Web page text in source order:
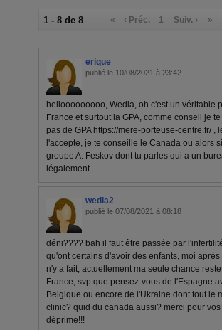
1 - 8 de 8 « ‹ Préc. 1 Suiv. › »
erique
publié le 10/08/2021 à 23:42
hellooooooooo, Wedia, oh c'est un véritable
France et surtout la GPA, comme conseil je
pas de GPA https://mere-porteuse-centre.fr/
l'accepte, je te conseille le Canada ou alors
groupe A. Feskov dont tu parles qui a un
légalement
wedia2
publié le 07/08/2021 à 08:18
déni???? bah il faut être passée par
qu'ont certains d'avoir des enfants, moi
n'y a fait, actuellement ma seule chance
France, svp que pensez-vous de l'Espagne
Belgique ou encore de l'Ukraine dont tout le
clinic? quid du canada aussi? merci pour
déprime!!!